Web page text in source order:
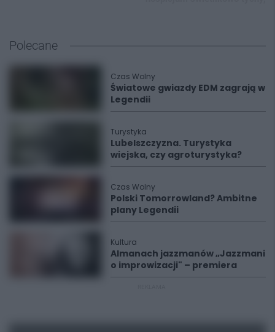
Polecane
Czas Wolny
Światowe gwiazdy EDM zagrają w
Legendii
Turystyka
Lubelszczyzna. Turystyka
wiejska, czy agroturystyka?
Czas Wolny
Polski Tomorrowland? Ambitne
plany Legendii
Kultura
Almanach jazzmanów „Jazzmani
o improwizacji" – premiera